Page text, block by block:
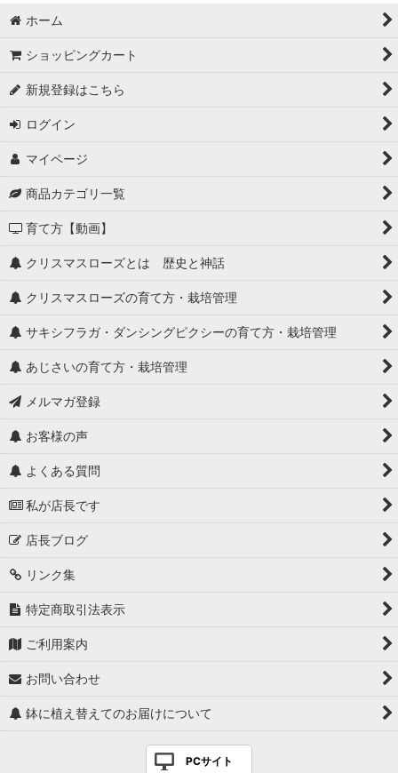
ホーム
ショッピングカート
新規登録はこちら
ログイン
マイページ
商品カテゴリ一覧
育て方【動画】
クリスマスローズとは 歴史と神話
クリスマスローズの育て方・栽培管理
サキシフラガ・ダンシングピクシーの育て方・栽培管理
あじさいの育て方・栽培管理
メルマガ登録
お客様の声
よくある質問
私が店長です
店長ブログ
リンク集
特定商取引法表示
ご利用案内
お問い合わせ
鉢に植え替えてのお届けについて
PCサイト